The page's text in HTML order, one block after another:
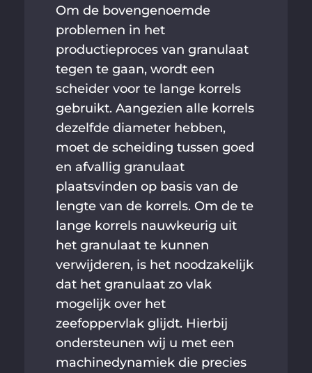
Om de bovengenoemde
problemen in het
productieproces van granulaat
tegen te gaan, wordt een
scheider voor te lange korrels
gebruikt. Aangezien alle korrels
dezelfde diameter hebben,
moet de scheiding tussen goed
en afvallig granulaat
plaatsvinden op basis van de
lengte van de korrels. Om de te
lange korrels nauwkeurig uit
het granulaat te kunnen
verwijderen, is het noodzakelijk
dat het granulaat zo vlak
mogelijk over het
zeefoppervlak glijdt. Hierbij
ondersteunen wij u met een
machinedynamiek die precies